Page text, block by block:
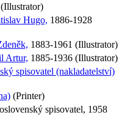
Hugo, 1886-1928
1883-1961 (Illustrator)
Artur, 1885-1936 (Illustrator)
spisovatel (nakladatelství)
(Printer)
spisovatel, 1958